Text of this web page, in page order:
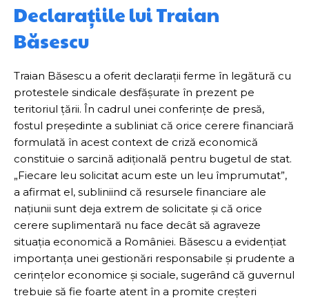
Declarațiile lui Traian
Băsescu
Traian Băsescu a oferit declarații ferme în legătură cu
protestele sindicale desfășurate în prezent pe
teritoriul țării. În cadrul unei conferințe de presă,
fostul președinte a subliniat că orice cerere financiară
formulată în acest context de criză economică
constituie o sarcină adițională pentru bugetul de stat.
„Fiecare leu solicitat acum este un leu împrumutat”,
a afirmat el, subliniind că resursele financiare ale
națiunii sunt deja extrem de solicitate și că orice
cerere suplimentară nu face decât să agraveze
situația economică a României. Băsescu a evidențiat
importanța unei gestionări responsabile și prudente a
cerințelor economice și sociale, sugerând că guvernul
trebuie să fie foarte atent în a promite creșteri